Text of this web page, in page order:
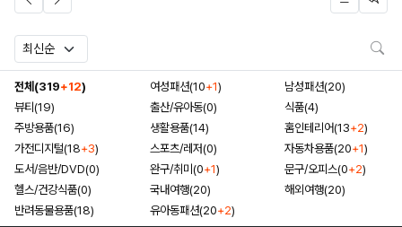
전체(319+12) 여성패션(10+1)
남성패션(20)
뷰티(19)
출산/유아동(0)
식품(4)
주방용품(16)
생활용품(14) 홈인테리어(13+2)
가전디지털(18+3) 스포츠/레저(0) 자동차용품(20+1)
도서/음반/DVD(0)
완구/취미(0+1) 문구/오피스(0+2)
헬스/건강식품(0)
국내여행(20)
해외여행(20)
반려동물용품(18)
유아동패션(20+2)